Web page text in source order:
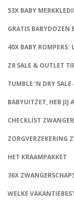
53X BABY
GRATIS BABYDOZEN
40X BABY ROMPERS:
Z8 SALE & OUTLET
TUMBLE ‘N DRY
BABYUITZET, HEB JIJ
CHECKLIST
ZORGVERZEKERING
HET KRAAMPAKKET
36X
WELKE